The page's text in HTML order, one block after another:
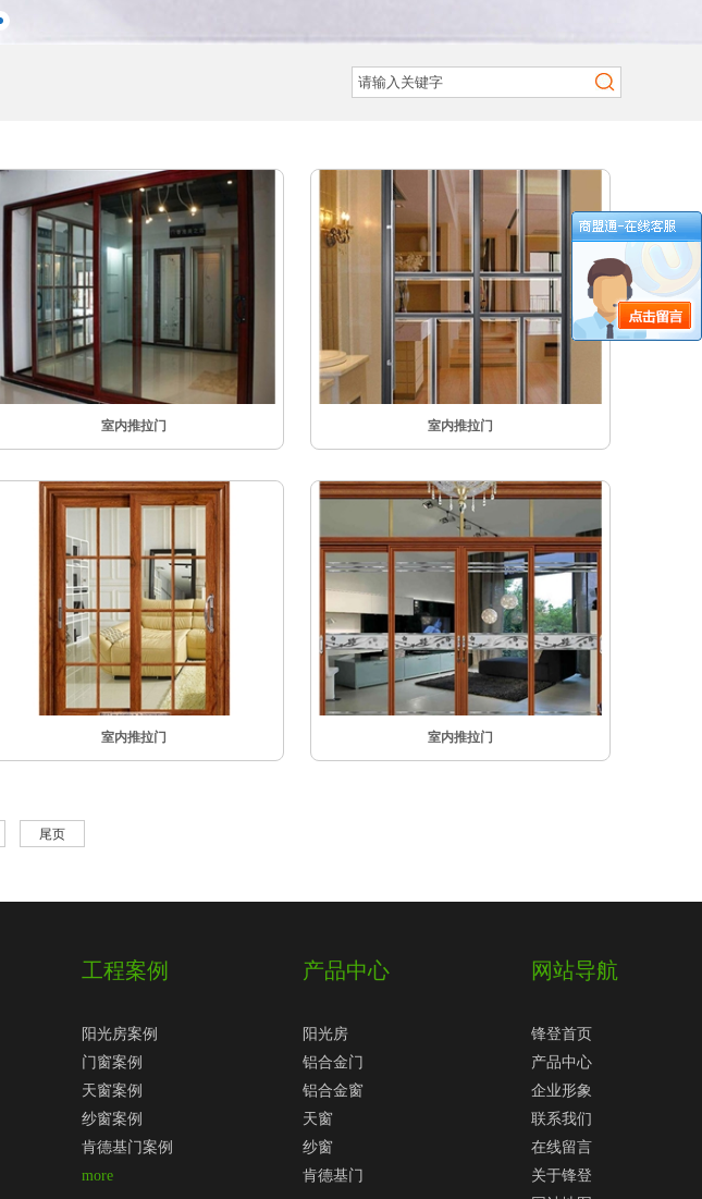
室内推拉门 室内推拉门
室内推拉门 室内推拉门
尾页
工程案例
阳光房案例
门窗案例
天窗案例
纱窗案例
肯德基门案例
more
产品中心
阳光房
铝合金门
铝合金窗
天窗
纱窗
肯德基门
网站导航
锋登首页
产品中心
企业形象
联系我们
在线留言
关于锋登